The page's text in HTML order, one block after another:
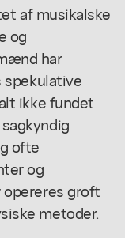
af musikalske
og
har
ikke fundet
ofte
og
groft
metoder.